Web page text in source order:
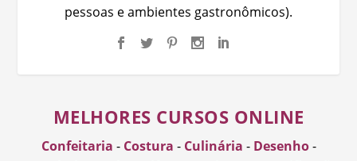
pessoas e ambientes gastronômicos).
MELHORES CURSOS ONLINE
Confeitaria - Costura - Culinária - Desenho-